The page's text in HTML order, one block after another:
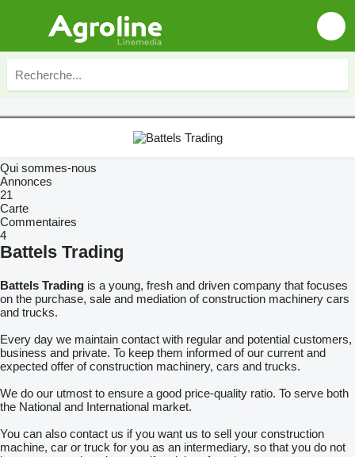
Qui sommes-nous
Annonces
21
Carte
Commentaires
4
Battels Trading
Battels Trading is a young, fresh and driven company that focuses
on the purchase, sale and mediation of construction machinery cars
and trucks.
Every day we maintain contact with regular and potential customers,
business and private. To keep them informed of our current and
expected offer of construction machinery, cars and trucks.
We do our utmost to ensure a good price-quality ratio. To serve both
the National and International market.
You can also contact us if you want us to sell your construction
machine, car or truck for you as an intermediary, so that you do not